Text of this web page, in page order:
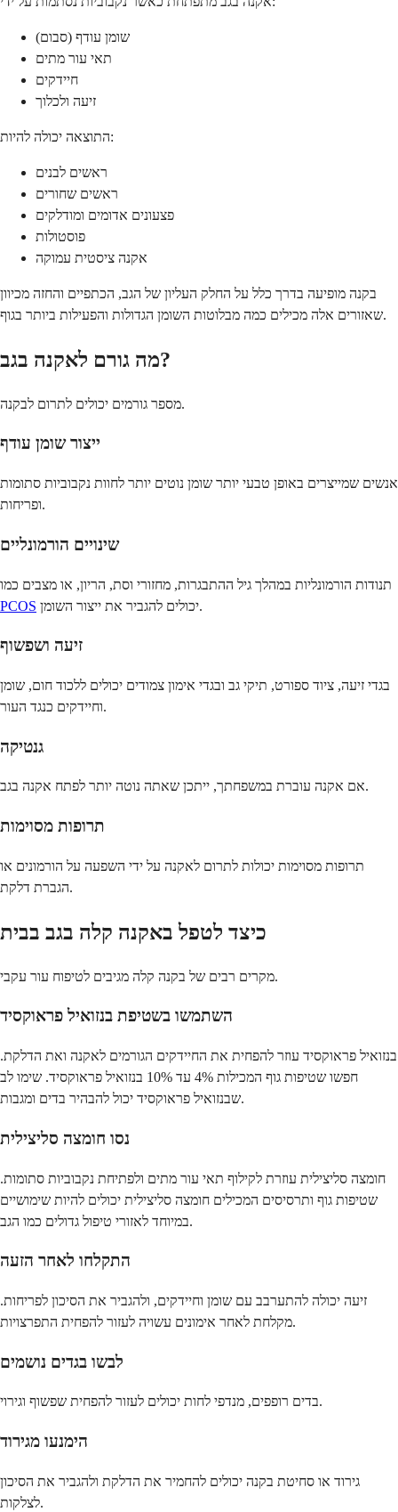
שומן עודף (סבום)
תאי עור מתים
חיידקים
זיעה ולכלוך
התוצאה יכולה להיות:
ראשים לבנים
ראשים שחורים
פצעונים אדומים ומודלקים
פוסטולות
אקנה ציסטית עמוקה
בקנה מופיעה בדרך כלל על החלק העליון של הגב, הכתפיים והחזה מכיוון
שאזורים אלה מכילים כמה מבלוטות השומן הגדולות והפעילות ביותר בגוף.
מה גורם לאקנה בגב?
מספר גורמים יכולים לתרום לבקנה.
ייצור שומן עודף
אנשים שמייצרים באופן טבעי יותר שומן נוטים יותר לחוות נקבוביות סתומות
ופריחות.
שינויים הורמונליים
תנודות הורמונליות במהלך גיל ההתבגרות, מחזורי וסת, הריון, או מצבים כמו
PCOS
יכולים להגביר את ייצור השומן.
זיעה ושפשוף
בגדי זיעה, ציוד ספורט, תיקי גב ובגדי אימון צמודים יכולים ללכוד חום, שומן
וחיידקים כנגד העור.
גנטיקה
אם אקנה עוברת במשפחתך, ייתכן שאתה נוטה יותר לפתח אקנה בגב.
תרופות מסוימות
תרופות מסוימות יכולות לתרום לאקנה על ידי השפעה על הורמונים או
הגברת דלקת.
כיצד לטפל באקנה קלה בגב בבית
מקרים רבים של בקנה קלה מגיבים לטיפוח עור עקבי.
השתמשו בשטיפת בנזואיל פראוקסיד
בנזואיל פראוקסיד עוזר להפחית את החיידקים הגורמים לאקנה ואת הדלקת.
חפשו שטיפות גוף המכילות 4% עד 10% בנזואיל פראוקסיד. שימו לב
שבנזואיל פראוקסיד יכול להבהיר בדים ומגבות.
נסו חומצה סליצילית
חומצה סליצילית עוזרת לקילוף תאי עור מתים ולפתיחת נקבוביות סתומות.
שטיפות גוף ותרסיסים המכילים חומצה סליצילית יכולים להיות שימושיים
במיוחד לאזורי טיפול גדולים כמו הגב.
התקלחו לאחר הזעה
זיעה יכולה להתערבב עם שומן וחיידקים, ולהגביר את הסיכון לפריחות.
מקלחת לאחר אימונים עשויה לעזור להפחית התפרצויות.
לבשו בגדים נושמים
בדים רופפים, מנדפי לחות יכולים לעזור להפחית שפשוף וגירוי.
הימנעו מגירוד
גירוד או סחיטת בקנה יכולים להחמיר את הדלקת ולהגביר את הסיכון
לצלקות.